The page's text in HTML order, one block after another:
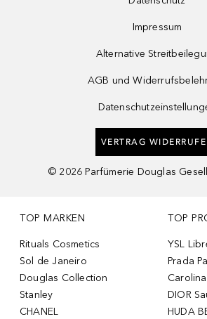
Impressum
Alternative
AGB und
VERTRAG
© 2026 Parfümerie Douglas
TOP MARKEN
Rituals Cosmetics
Sol de Janeiro
Douglas Collection
Stanley
CHANEL
TOP
YSL
Prada
DIOR
HUDA